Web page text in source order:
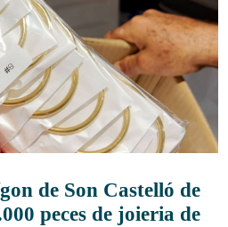
de Son Castelló de
peces de joieria de